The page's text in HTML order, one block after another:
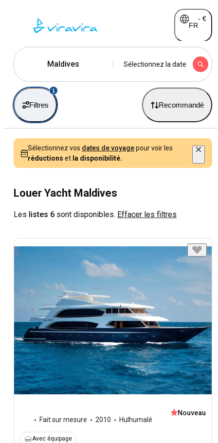
FR
- €
Maldives Sélectionnez la date
Filtres
1
Recommandé
Sélectionnez vos dates de voyagepour voir les
réductions et la disponibilité.
Louer Yacht Maldives
Les listes 6 sont disponibles. Effacer les filtres
Fait sur mesure 2010 Hulhumalé
Nouveau
Avec équipage